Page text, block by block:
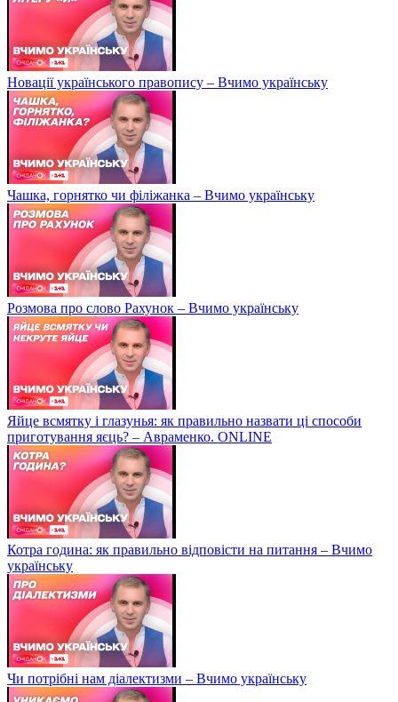
Новації українського правопису – Вчимо українську
Чашка, горнятко чи філіжанка – Вчимо українську
Розмова про слово Рахунок – Вчимо українську
Яйце всмятку і глазунья: як правильно назвати ці способи
приготування яєць? – Авраменко. ONLINE
Котра година: як правильно відповісти на питання – Вчимо
українську
Чи потрібні нам діалектизми – Вчимо українську